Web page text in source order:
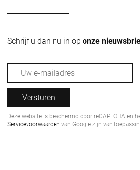
Schrijf u dan nu in op onze
Versturen
Deze website is beschermd door reCAPTCHA en
Servicevoorwaarden van Google zijn van